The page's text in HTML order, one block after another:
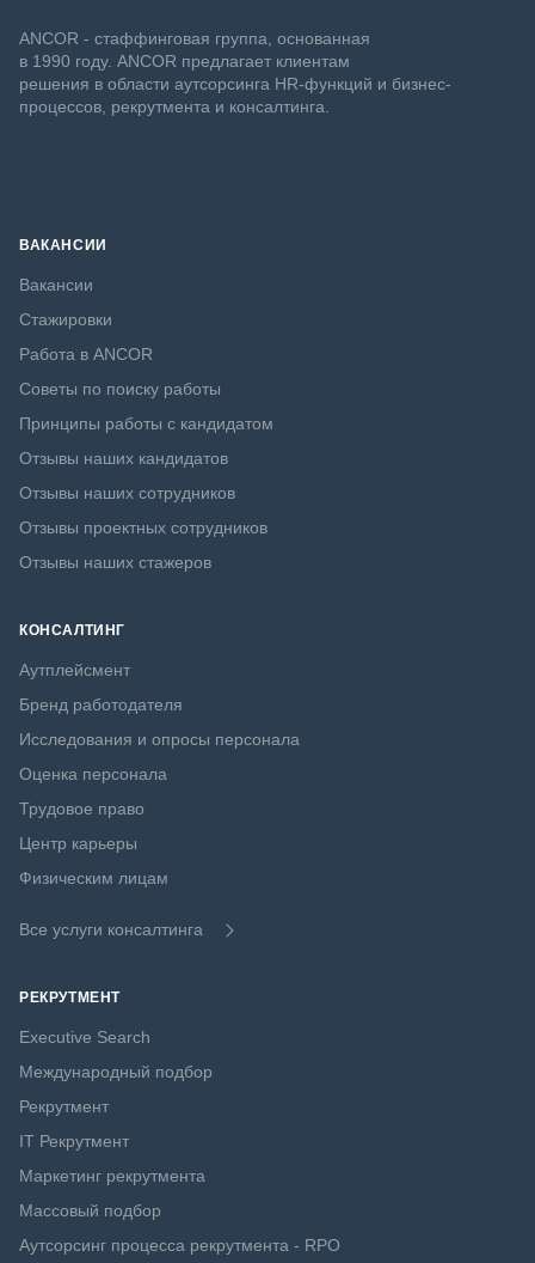
ANCOR - стаффинговая группа, основанная
в 1990 году. ANCOR предлагает клиентам
решения в области аутсорсинга HR-функций и бизнес-
процессов, рекрутмента и консалтинга.
ВАКАНСИИ
Вакансии
Стажировки
Работа в ANCOR
Советы по поиску работы
Принципы работы с кандидатом
Отзывы наших кандидатов
Отзывы наших сотрудников
Отзывы проектных сотрудников
Отзывы наших стажеров
КОНСАЛТИНГ
Аутплейсмент
Бренд работодателя
Исследования и опросы персонала
Оценка персонала
Трудовое право
Центр карьеры
Физическим лицам
Все услуги консалтинга
РЕКРУТМЕНТ
Executive Search
Международный подбор
Рекрутмент
IT Рекрутмент
Маркетинг рекрутмента
Массовый подбор
Аутсорсинг процесса рекрутмента - RPO